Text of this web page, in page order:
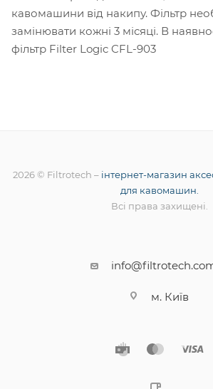
кавомашини від накипу. Фільтр
замінювати кожні 3 місяці. В
фільтр Filter Logic CFL-903
2026 © Filtrotech – інтернет-магазин
для кавомашин.
Всі права захищені.
м. Київ